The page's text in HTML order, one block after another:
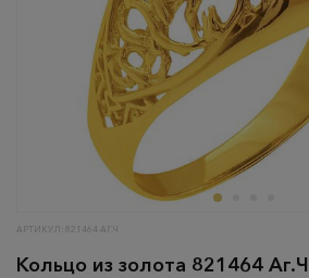
АРТИКУЛ: 821464 АГ.Ч
Кольцо из золота 821464 Аг.Ч